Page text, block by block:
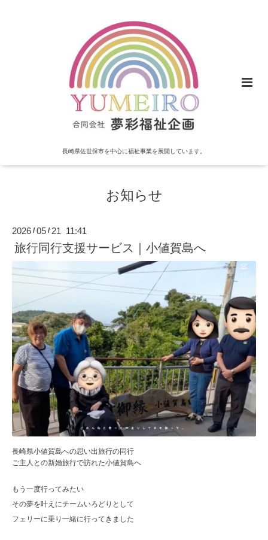
長崎県佐世保市を中心に福祉事業を展開しています。
お知らせ
2026 /05 / 21 11:41
旅行同行支援サービス｜小値賀島へ
長崎県小値賀島への思い出旅行の同行
ご主人との新婚旅行で訪れた小値賀島へ
もう一度行ってみたい
その夢を叶えにチームいろどりとして
フェリーに乗り一緒に行ってきました